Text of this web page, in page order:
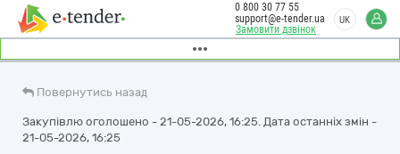
Замовити дзвінок
0 800 30 77 55
support@e-tender.ua
UK
Повернутись назад
Закупівлю оголошено - 21-05-2026, 16:25. Дата останніх змін -
21-05-2026, 16:25